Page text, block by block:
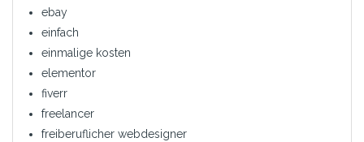
ebay
einfach
einmalige kosten
elementor
fiverr
freelancer
freiberuflicher webdesigner